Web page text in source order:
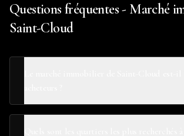
Questions fréquentes - Marché
Saint-Cloud